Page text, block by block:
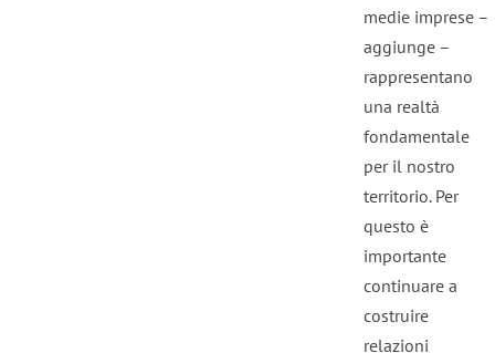
medie imprese –
aggiunge –
rappresentano
una realtà
fondamentale
per il nostro
territorio. Per
questo è
importante
continuare a
costruire
relazioni